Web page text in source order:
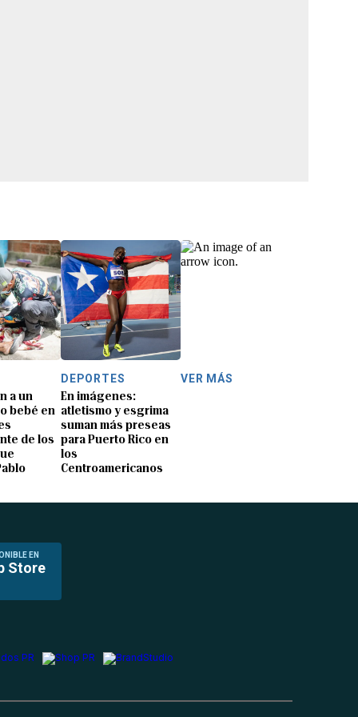
a un
bebé en
de los
DEPORTES
En imágenes:
atletismo y esgrima
suman más preseas
para Puerto Rico en
los
Centroamericanos
VER MÁS
EN
Store